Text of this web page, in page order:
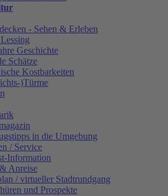
- Sehen & Erleben
Geschichte
Schätze
Kostbarkeiten
)Türme
in die Umgebung
/ Service
Information
Anreise
/ virtueller Stadtrundgang
und Prospekte